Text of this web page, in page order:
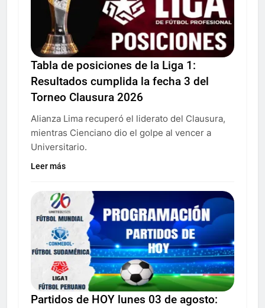
Tabla de posiciones de la Liga 1:
Resultados cumplida la fecha 3 del
Torneo Clausura 2026
Alianza Lima recuperó el liderato del Clausura,
mientras Cienciano dio el golpe al vencer a
Universitario.
Leer más
Partidos de HOY lunes 03 de agosto: